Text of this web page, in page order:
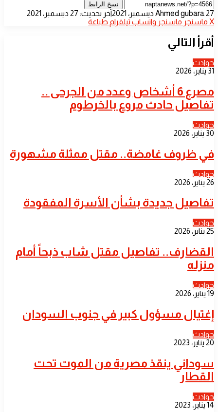
نسخ الرابط
Ahmed gubara
أرسل
بريدا
إلكترونيا
27 ديسمبر، 2021
آخر تحديث: 27 ديسمبر، 2021
‫X ماسنجر ماسنجر واتساب تيلقرام طباعة
أقرأ التالي
حوادث
31 يناير، 2026
مصرع 6 أشخاص وعدد من الجرحى ..
تفاصيل حادث مروع بالخرطوم
حوادث
30 يناير، 2026
في ظروف غامضة.. مقتل ممثلة مشهورة
حوادث
26 يناير، 2026
تفاصيل جديدة بشأن الأسرة المفقودة
حوادث
25 يناير، 2026
القضارف.. تفاصيل مقتل شاب ذبحاً أمام
منزله
حوادث
19 يناير، 2026
إغتيال مسؤول كبير في جنوب السودان
حوادث
20 يناير، 2023
سوداني ينقذ مصرية من الموت تحت
القطار
حوادث
14 يناير، 2023